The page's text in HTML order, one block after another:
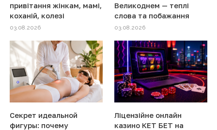
привітання жінкам, мамі,
коханій, колезі
03.08.2026
Великоднем — теплі
слова та побажання
03.08.2026
Секрет идеальной
фигуры: почему
Ліцензійне онлайн
казино КЕТ БЕТ на